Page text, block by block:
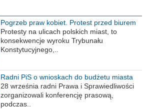
Pogrzeb praw kobiet. Protest przed biurem
poselskim PiS
Protesty na ulicach polskich miast, to
konsekwencje wyroku Trybunału
Konstytucyjnego,..
Radni PiS o wnioskach do budżetu miasta
na 2021 rok
28 września radni Prawa i Sprawiedliwości
zorganizowali konferencję prasową,
podczas..